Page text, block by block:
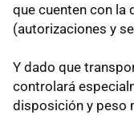
que cuenten con la
(autorizaciones y
Y dado que
controlará
disposición y peso